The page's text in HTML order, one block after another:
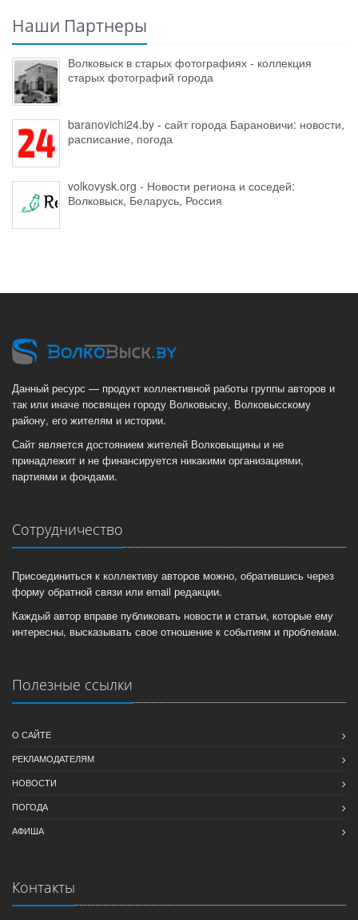
Наши Партнеры
Волковыск в старых фотографиях - коллекция
старых фотографий города
baranovichi24.by - сайт города Барановичи: новости,
расписание, погода
volkovysk.org - Новости региона и соседей:
Волковыск, Беларусь, Россия
Данный ресурс — продукт коллективной работы группы авторов и
так или иначе посвящен городу Волковыску, Волковысскому
району, его жителям и истории.
Сайт является достоянием жителей Волковыщины и не
принадлежит и не финансируется никакими организациями,
партиями и фондами.
Сотрудничество
Присоединиться к коллективу авторов можно, обратившись через
форму обратной связи или email редакции.
Каждый автор вправе публиковать новости и статьи, которые ему
интересны, высказывать свое отношение к событиям и проблемам.
Полезные ссылки
О САЙТЕ
РЕКЛАМОДАТЕЛЯМ
НОВОСТИ
ПОГОДА
АФИША
Контакты